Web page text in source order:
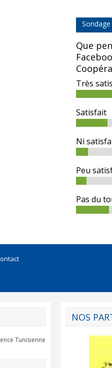
Sondage
Que
Très
Satisfait
Ni
Peu
Pas du
NOS
Tunisienne